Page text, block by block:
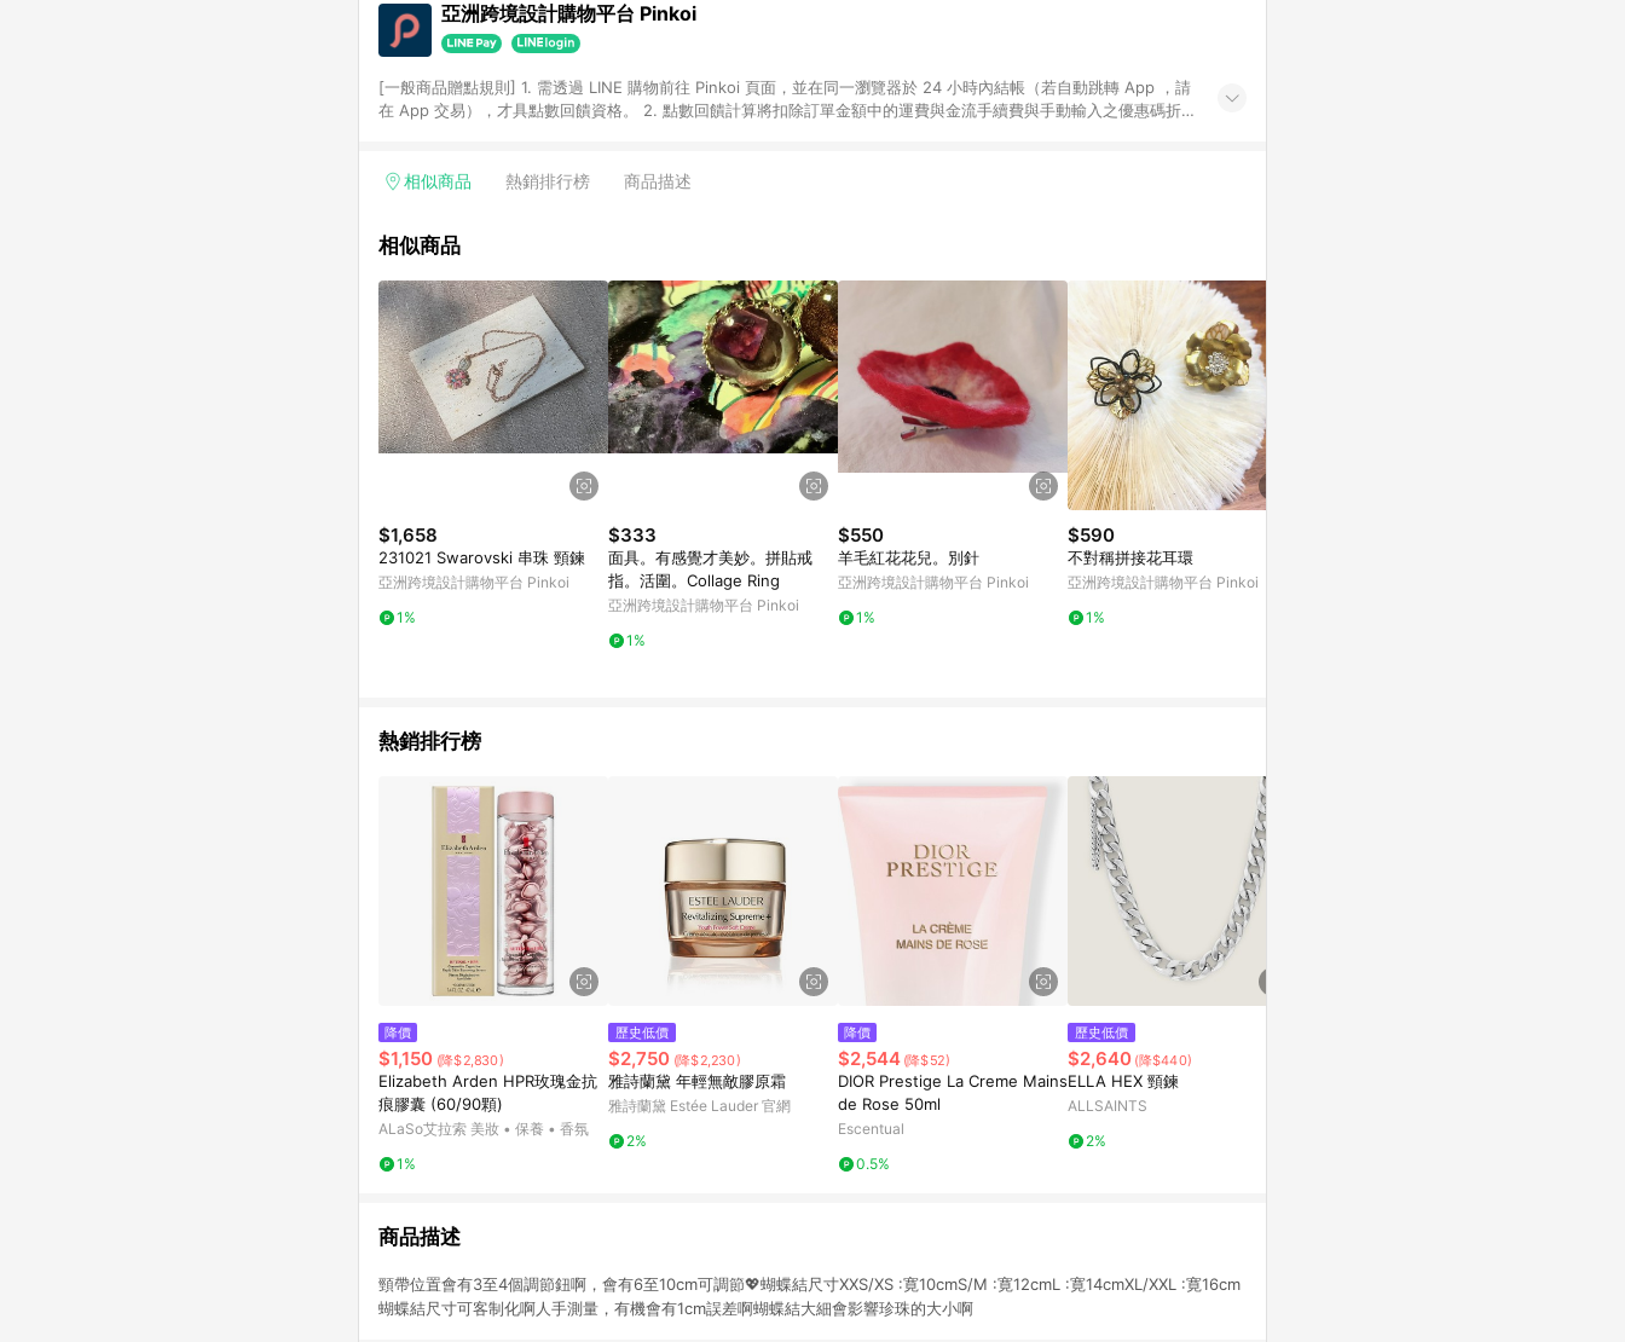
亞洲跨境設計購物平台 Pinkoi
[一般商品贈點規則] 1. 需透過 LINE 購物前往 Pinkoi 頁面，並在同一瀏覽器於 24 小時內結帳（若自動跳轉 App ，請
在 App 交易），才具點數回饋資格。 2. 點數回饋計算將扣除訂單金額中的運費與金流手續費與手動輸入之優惠碼折
格，部分退款不在此限。 6. APP 請更新至Android v4.6.0 / iOS v4.1.5 以上才具贈點資格。 7. 點數將於出貨後 45 天
使用規則請以點數紅包活動說明為準。 11. 若於 LINE 購物前往 Pinkoi 頁面後才首次下載 Pinkoi APP 並完成訂單，不
相似商品 熱銷排行榜 商品描述
相似商品
$1,658
231021 Swarovski 串珠 頸鍊
亞洲跨境設計購物平台 Pinkoi
1%
$333
面具。有感覺才美妙。拼貼戒
指。活圍。Collage Ring
亞洲跨境設計購物平台 Pinkoi
1%
$550
羊毛紅花花兒。別針
亞洲跨境設計購物平台 Pinkoi
1%
$590
不對稱拼接花耳環
亞洲跨境設計購物平台 Pinkoi
1%
熱銷排行榜
降價
$1,150 (降$2,830)
Elizabeth Arden HPR玫瑰金抗
痕膠囊 (60/90顆)
ALaSo艾拉索 美妝 • 保養 • 香氛
1%
歷史低價
$2,750 (降$2,230)
雅詩蘭黛 年輕無敵膠原霜
雅詩蘭黛 Estée Lauder 官網
2%
降價
$2,544 (降$52)
DIOR Prestige La Creme Mains
de Rose 50ml
Escentual
0.5%
歷史低價
$2,640 (降$440)
ELLA HEX 頸鍊
ALLSAINTS
2%
商品描述
頸帶位置會有3至4個調節鈕啊，會有6至10cm可調節💖蝴蝶結尺寸XXS/XS :寛10cmS/M :寛12cmL :寛14cmXL/XXL :寛16cm
蝴蝶結尺寸可客制化啊人手測量，有機會有1cm誤差啊蝴蝶結大細會影響珍珠的大小啊